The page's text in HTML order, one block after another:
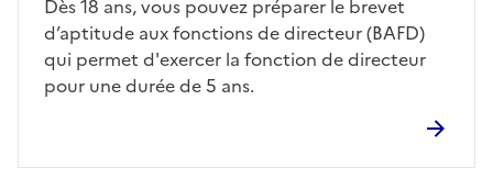
Dès 18 ans, vous pouvez préparer le brevet
d’aptitude aux fonctions de directeur (BAFD)
qui permet d'exercer la fonction de directeur
pour une durée de 5 ans.